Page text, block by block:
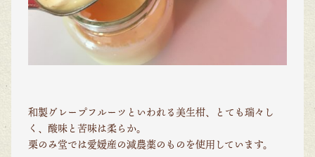
和製グレープフルーツといわれる美生柑、とても瑞々し
く、酸味と苦味は柔らか。
栗のみ堂では愛媛産の減農薬のものを使用しています。